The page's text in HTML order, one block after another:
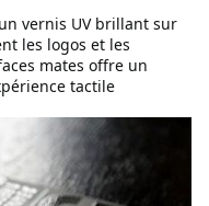
vernis UV brillant sur
les logos et les
mates offre un
tactile